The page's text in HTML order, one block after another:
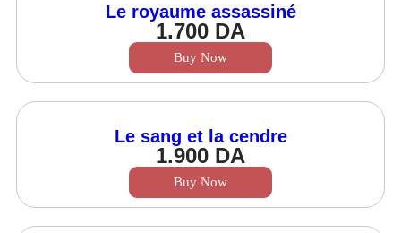
Le royaume assassiné
1.700 DA
Buy Now
Le sang et la cendre
1.900 DA
Buy Now